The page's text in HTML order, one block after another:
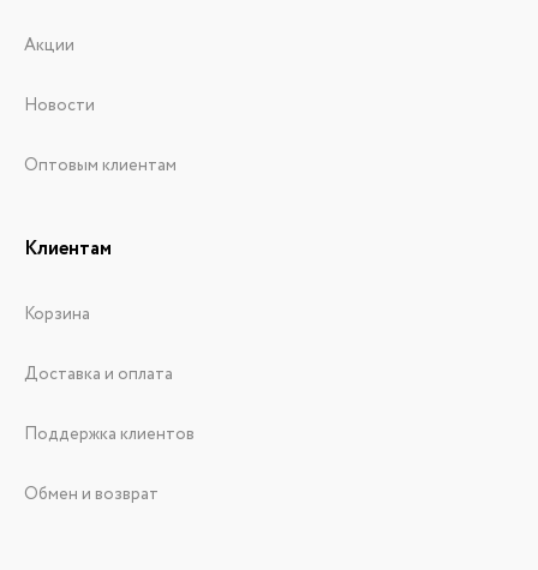
Акции
Новости
Оптовым клиентам
Клиентам
Корзина
Доставка и оплата
Поддержка клиентов
Обмен и возврат